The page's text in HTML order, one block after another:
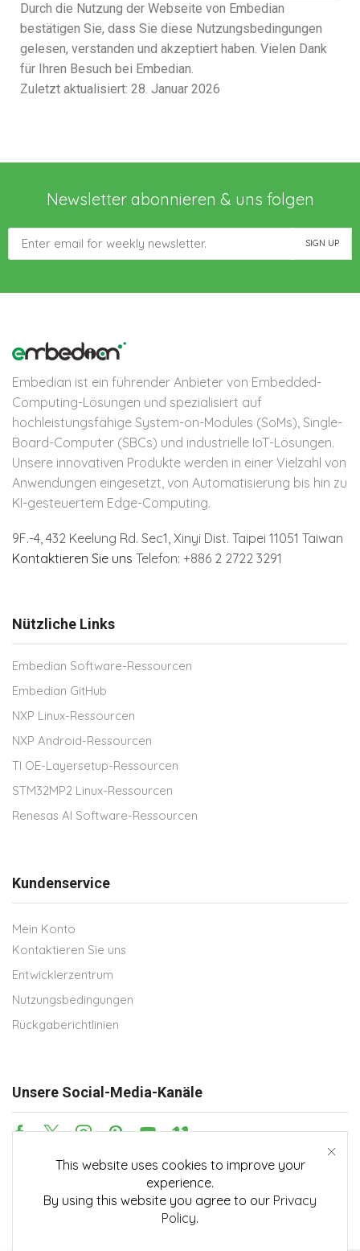
Durch die Nutzung der Webseite von Embedian
bestätigen Sie, dass Sie diese Nutzungsbedingungen
gelesen, verstanden und akzeptiert haben. Vielen Dank
für Ihren Besuch bei Embedian.
Zuletzt aktualisiert: 28. Januar 2026
This website uses cookies to improve your
experience.
By using this website you agree to our Privacy
Policy.
Newsletter abonnieren & uns folgen
Embedian ist ein führender Anbieter von Embedded-
Computing-Lösungen und spezialisiert auf
hochleistungsfähige System-on-Modules (SoMs), Single-
Board-Computer (SBCs) und industrielle IoT-Lösungen.
Unsere innovativen Produkte werden in einer Vielzahl von
Anwendungen eingesetzt, von Automatisierung bis hin zu
KI-gesteuertem Edge-Computing.
9F.-4, 432 Keelung Rd. Sec1, Xinyi Dist. Taipei 11051 Taiwan
Kontaktieren Sie uns Telefon: +886 2 2722 3291
Nützliche Links
Embedian Software-Ressourcen
Embedian GitHub
NXP Linux-Ressourcen
NXP Android-Ressourcen
TI OE-Layersetup-Ressourcen
STM32MP2 Linux-Ressourcen
Renesas AI Software-Ressourcen
Kundenservice
Mein Konto
Kontaktieren Sie uns
Entwicklerzentrum
Nutzungsbedingungen
Rückgaberichtlinien
Unsere Social-Media-Kanäle